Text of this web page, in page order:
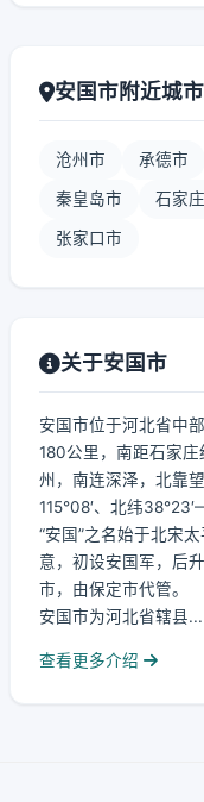
安国市附近城市
沧州市 承德市
秦皇岛市 石家
张家口市
关于安国市
安国市位于河北省中
180公里，南距石家
州，南连深泽，北靠
115°08′、北纬
“安国”之名始于北宋
意，初设安国军，后
市，由保定市代管。
安国市为河北省辖县...
查看更多介绍